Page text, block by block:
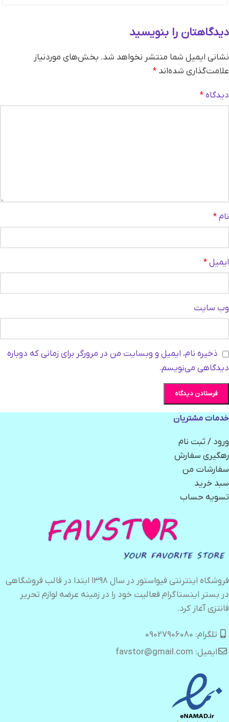
دیدگاهتان را بنویسید
نشانی ایمیل شما منتشر نخواهد شد. بخش‌های موردنیاز
علامت‌گذاری شده‌اند *
دیدگاه *
نام *
ایمیل *
وب‌ سایت
ذخیره نام، ایمیل و وبسایت من در مرورگر برای زمانی که دوباره
دیدگاهی می‌نویسم.
خدمات مشتریان
ورود / ثبت نام
رهگیری سفارش
سفارشات من
سبد خرید
تسویه حساب
فروشگاه اینترنتی فیواستور در سال ۱۳۹۸ ابتدا در قالب فروشگاهی
در بستر اینستاگرام فعالیت خود را در زمینه عرضه لوازم تحریر
فانتزی آغاز کرد.
تلگرام: 09027906080
ایمیل: favstor@gmail.com